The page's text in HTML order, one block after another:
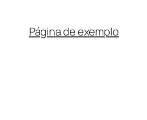
Página de exemplo